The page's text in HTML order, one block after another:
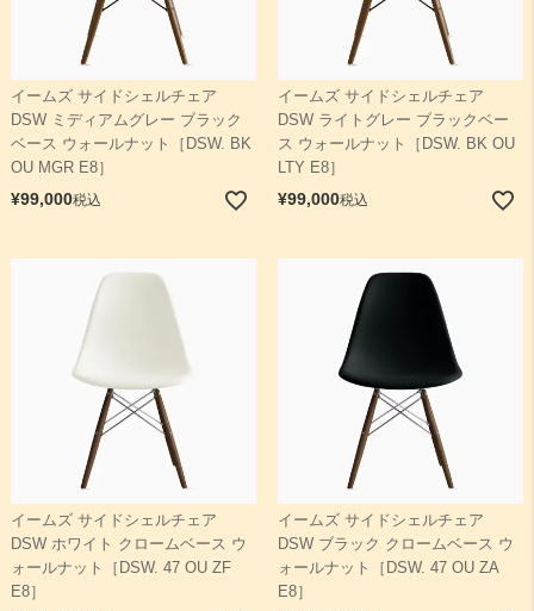
イームズ サイドシェルチェア
DSW ミディアムグレー ブラック
ベース ウォールナット［DSW. BK
OU MGR E8］
¥99,000税込
イームズ サイドシェルチェア
DSW ライトグレー ブラックベー
ス ウォールナット［DSW. BK OU
LTY E8］
¥99,000税込
イームズ サイドシェルチェア
DSW ホワイト クロームベース ウ
ォールナット［DSW. 47 OU ZF
E8］
イームズ サイドシェルチェア
DSW ブラック クロームベース ウ
ォールナット［DSW. 47 OU ZA
E8］